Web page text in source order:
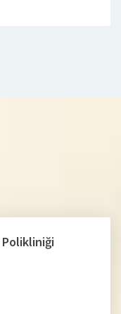
Polikliniği